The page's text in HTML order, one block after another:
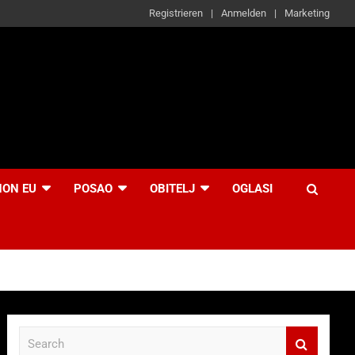
Registrieren Anmelden Marketing
EU POSAO OBITELJ OGLASI